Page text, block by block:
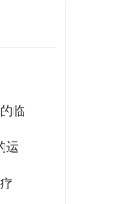
临
运